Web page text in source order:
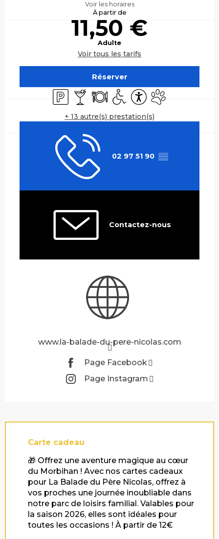
Voir les horaires
À partir de
11,50 €
Adulte
Voir tous les tarifs
Réserver
ParkingBar / Buvette
RestaurantAccès handicapés
Accessibilité
Animaux
+ 13 autre(s) prestation(s)
02 97 51 90 ▒▒
Contactez-nous
www.la-balade-du-pere-nicolas.com
Page Facebook
Page Instagram
Carte cadeau
🎁 Offrez une aventure magique au cœur
du Morbihan ! Avec nos cartes cadeaux
pour La Balade du Père Nicolas, offrez à
vos proches une journée inoubliable dans
notre parc de loisirs familial. Valables pour
la saison 2026, elles sont idéales pour
toutes les occasions ! À partir de 12€